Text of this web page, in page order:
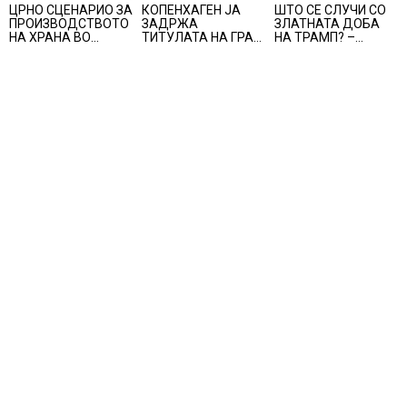
ЦРНО СЦЕНАРИО ЗА
ПРОИЗВОДСТВОТО
НА ХРАНА ВО
КОПЕНХАГЕН ЈА
ЗАДРЖА
ТИТУЛАТА НА ГРАД
ШТО СЕ СЛУЧИ СО
ЗЛАТНАТА ДОБА
НА ТРАМП? –